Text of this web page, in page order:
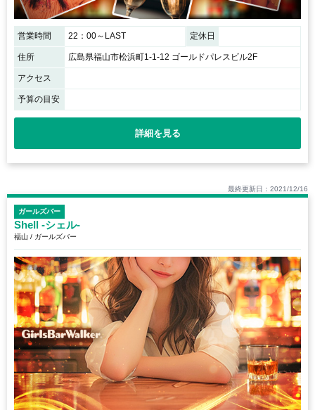
営業時間 22：00～LAST 定休日
住所 広島県福山市松浜町1-1-12 ゴールドパレスビル2F
アクセス
予算の目安
詳細を見る
最終更新日：2021/12/16
ガールズバー
Shell -シェル-
福山 / ガールズバー